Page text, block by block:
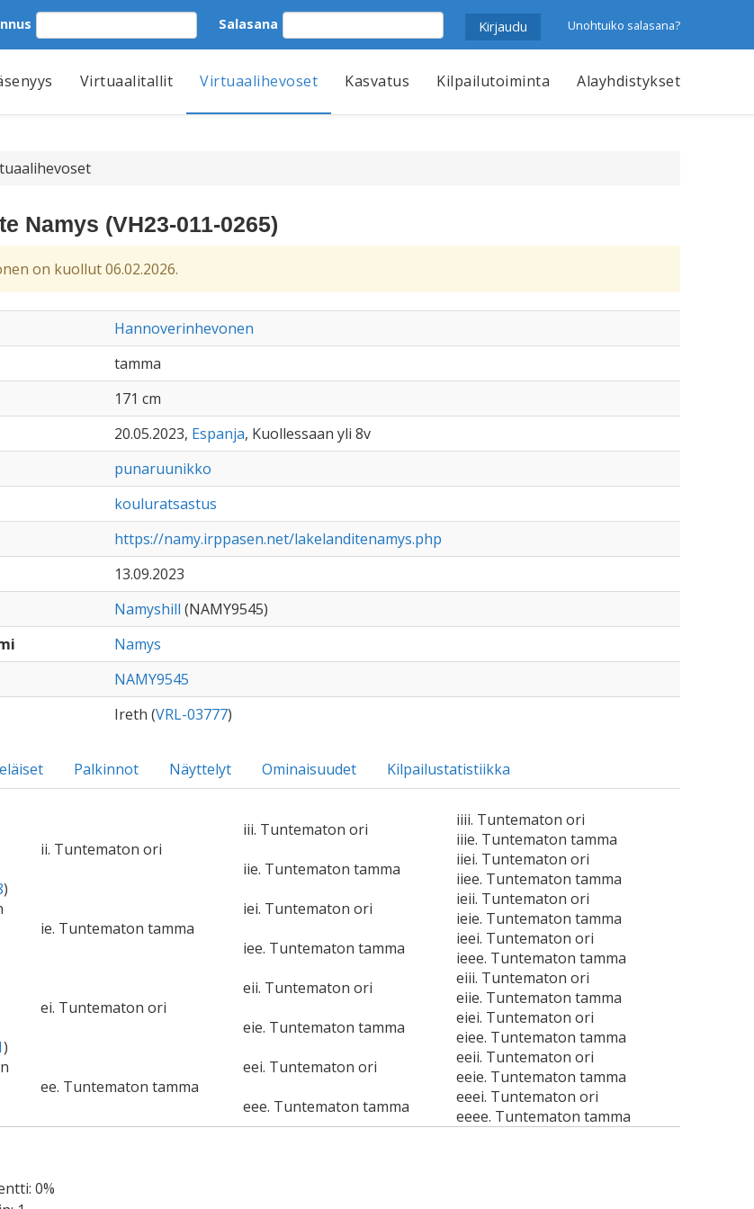
Salasana Unohtuiko salasana?
Virtuaalitallit Virtuaalihevoset Kasvatus Kilpailutoiminta Alayhdistykset
Namys (VH23-011-0265)
on kuollut 06.02.2026.
Hannoverinhevonen
tamma
171 cm
20.05.2023, Espanja, Kuollessaan yli 8v
punaruunikko
kouluratsastus
https://namy.irppasen.net/lakelanditenamys.php
13.09.2023
Namyshill (NAMY9545)
Namys
NAMY9545
Ireth (VRL-03777)
Palkinnot Näyttelyt Ominaisuudet Kilpailustatistiikka
)
ii. Tuntematon ori
iii. Tuntematon ori
iiii. Tuntematon ori
iiie. Tuntematon tamma
iie. Tuntematon tamma
iiei. Tuntematon ori
iiee. Tuntematon tamma
ie. Tuntematon tamma
iei. Tuntematon ori
ieii. Tuntematon ori
ieie. Tuntematon tamma
iee. Tuntematon tamma
ieei. Tuntematon ori
ieee. Tuntematon tamma
)
ei. Tuntematon ori
eii. Tuntematon ori
eiii. Tuntematon ori
eiie. Tuntematon tamma
eie. Tuntematon tamma
eiei. Tuntematon ori
eiee. Tuntematon tamma
ee. Tuntematon tamma
eei. Tuntematon ori
eeii. Tuntematon ori
eeie. Tuntematon tamma
eee. Tuntematon tamma
eeei. Tuntematon ori
eeee. Tuntematon tamma
0%